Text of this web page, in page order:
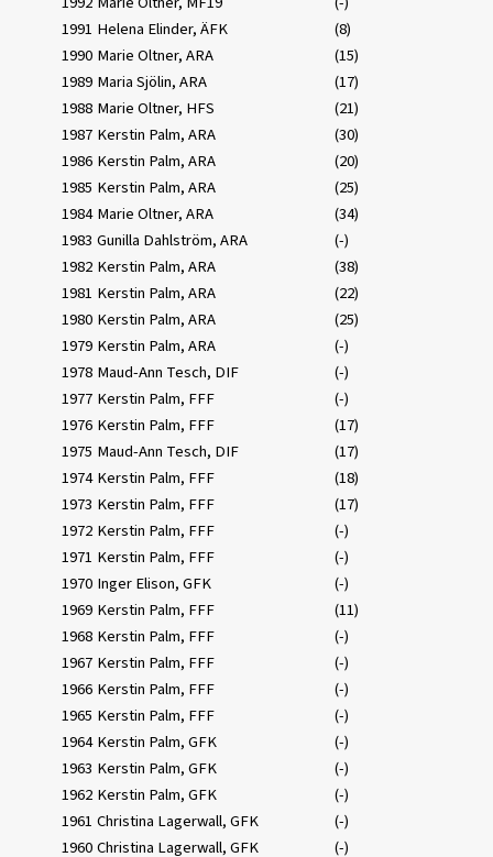
1991 Helena Elinder, ÄFK
(8)
1990 Marie Oltner, ARA
(15)
1989 Maria Sjölin, ARA
(17)
1988 Marie Oltner, HFS
(21)
1987 Kerstin Palm, ARA
(30)
1986 Kerstin Palm, ARA
(20)
1985 Kerstin Palm, ARA
(25)
1984 Marie Oltner, ARA
(34)
1983 Gunilla Dahlström, ARA
(-)
1982 Kerstin Palm, ARA
(38)
1981 Kerstin Palm, ARA
(22)
1980 Kerstin Palm, ARA
(25)
1979 Kerstin Palm, ARA
(-)
1978 Maud-Ann Tesch, DIF
(-)
1977 Kerstin Palm, FFF
(-)
1976 Kerstin Palm, FFF
(17)
1975 Maud-Ann Tesch, DIF
(17)
1974 Kerstin Palm, FFF
(18)
1973 Kerstin Palm, FFF
(17)
1972 Kerstin Palm, FFF
(-)
1971 Kerstin Palm, FFF
(-)
1970 Inger Elison, GFK
(-)
1969 Kerstin Palm, FFF
(11)
1968 Kerstin Palm, FFF
(-)
1967 Kerstin Palm, FFF
(-)
1966 Kerstin Palm, FFF
(-)
1965 Kerstin Palm, FFF
(-)
1964 Kerstin Palm, GFK
(-)
1963 Kerstin Palm, GFK
(-)
1962 Kerstin Palm, GFK
(-)
1961 Christina Lagerwall, GFK
(-)
1960Christina Lagerwall, GFK
(-)